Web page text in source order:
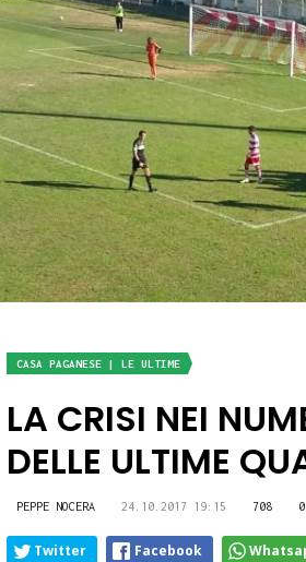
CASA PAGANESE | LE ULTIME
LA CRISI NEI
DELLE ULTIME
PEPPE NOCERA 24.10.2017 19:15 708 0
Twitter Facebook